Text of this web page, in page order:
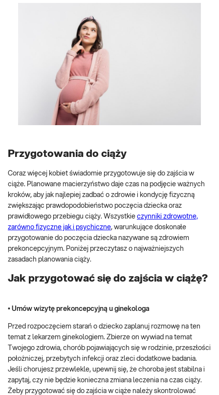
Przygotowania do ciąży
Coraz więcej kobiet świadomie przygotowuje się do zajścia w
ciąże. Planowane macierzyństwo daje czas na podjęcie ważnych
kroków, aby jak najlepiej zadbać o zdrowie i kondycję fizyczną
zwiększając prawdopodobieństwo poczęcia dziecka oraz
prawidłowego przebiegu ciąży. Wszystkie czynniki zdrowotne,
zarówno fizyczne jak i psychiczne, warunkujące doskonałe
przygotowanie do poczęcia dziecka nazywane są zdrowiem
prekoncepcyjnym. Poniżej przeczytasz o najważniejszych
zasadach planowania ciąży.
Jak przygotować się do zajścia w ciążę?
• Umów wizytę prekoncepcyjną u ginekologa
Przed rozpoczęciem starań o dziecko zaplanuj rozmowę na ten
temat z lekarzem ginekologiem. Zbierze on wywiad na temat
Twojego zdrowia, chorób pojawiających się w rodzinie, przeszłości
położniczej, przebytych infekcji oraz zleci dodatkowe badania.
Jeśli chorujesz przewlekle, upewnij się, że choroba jest stabilna i
zapytaj, czy nie będzie konieczna zmiana leczenia na czas ciąży.
Żeby przygotować się do zajścia w ciąże należy skontrolować